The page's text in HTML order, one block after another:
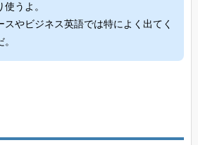
使うよ。
スやビジネス英語では特によく出てく